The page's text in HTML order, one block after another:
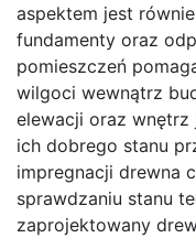
aspektem jest
fundamenty oraz
pomieszczeń
wilgoci wewnątrz
elewacji oraz wnętrz
ich dobrego stanu
impregnacji drewna
sprawdzaniu stanu
zaprojektowany